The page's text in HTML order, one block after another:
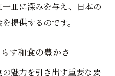
皿に深みを与え、日本の
提供するのです。
す和食の豊かさ
魅力を引き出す重要な要